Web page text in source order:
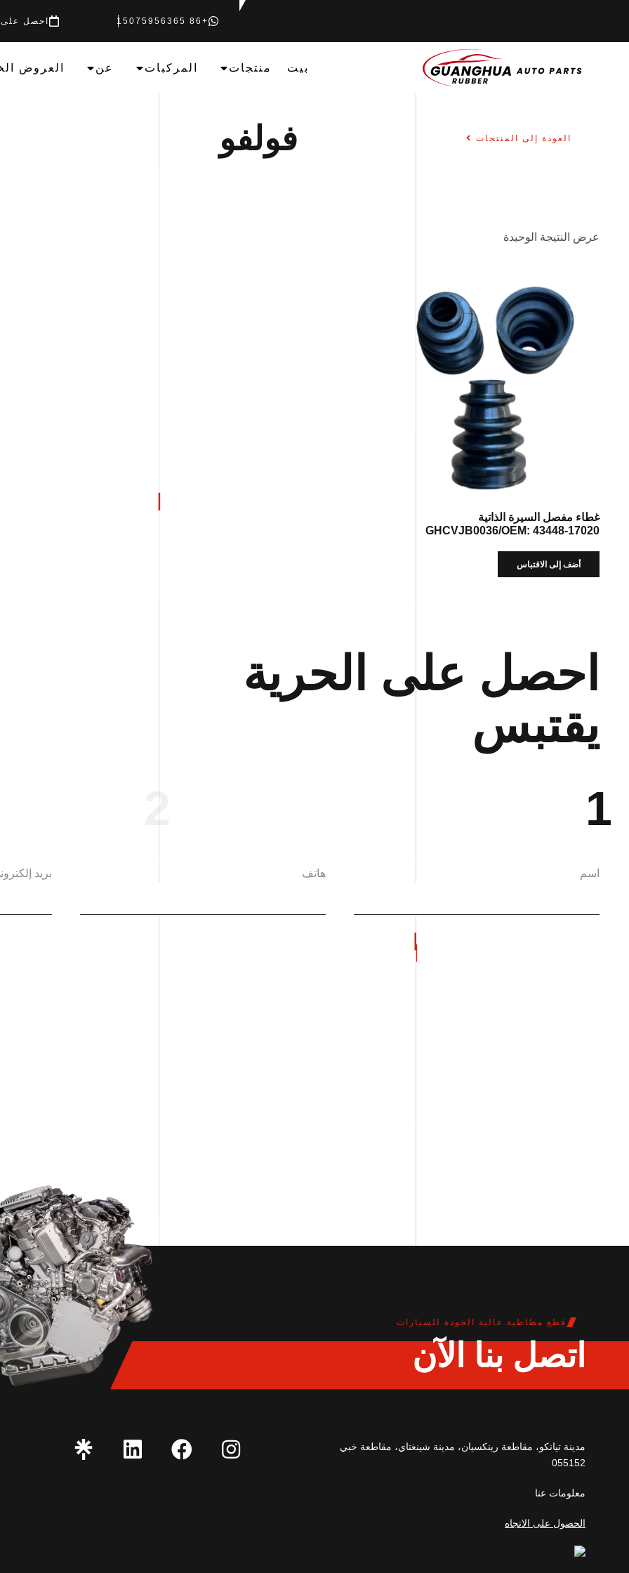
+86 15075956365 احصل
بيت منتجات المركبات عن العروض
العودة إلى المنتجات فولفو
عرض النتيجة الوحيدة
غطاء مفصل السيرة الذاتية
GHCVJB0036/OEM: 43448-17020
أضف إلى الاقتباس
احصل على الحرية
يقتبس
1
2
اسم هاتف بريد
قطع مطاطية عالية الجودة للسيارات
اتصل بنا الآن
مدينة تيانكو، مقاطعة رينكسيان، مدينة شينغتاي، مقاطعة خبي
055152
معلومات عنا
الحصول على الاتجاه